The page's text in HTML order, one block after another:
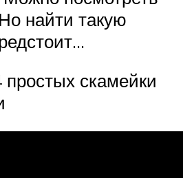
найти такую
скамейки